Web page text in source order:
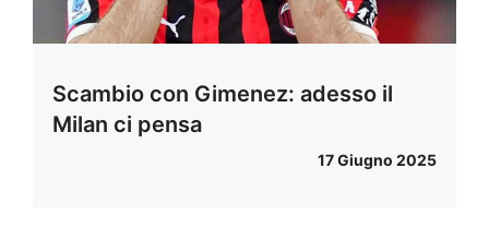
Scambio con Gimenez: adesso il
Milan ci pensa
17 Giugno 2025